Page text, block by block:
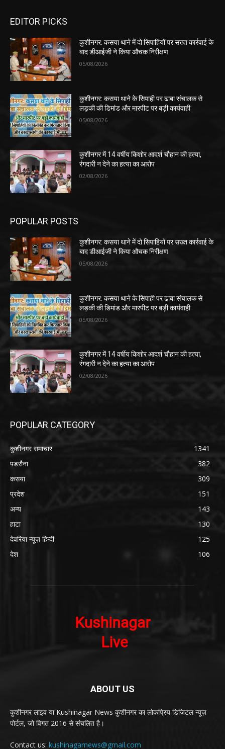
EDITOR PICKS
कुशीनगर: कसया थाने में दो सिपाहियों पर सख्त कार्रवाई के
बाद डीआईजी ने किया औचक निरीक्षण
05/08/2026
कुशीनगर: कसया थाने के सिपाही पर ढाबा संचालक से
लड़की की डिमांड और मारपीट पर बड़ी कार्यवाही
05/08/2026
कुशीनगर में 14 वर्षीय किशोर आदर्श चौहान की हत्या,
रंगदारी न देने का हत्या का आरोप
02/08/2026
POPULAR POSTS
कुशीनगर: कसया थाने में दो सिपाहियों पर सख्त कार्रवाई के
बाद डीआईजी ने किया औचक निरीक्षण
05/08/2026
कुशीनगर: कसया थाने के सिपाही पर ढाबा संचालक से
लड़की की डिमांड और मारपीट पर बड़ी कार्यवाही
05/08/2026
कुशीनगर में 14 वर्षीय किशोर आदर्श चौहान की हत्या,
रंगदारी न देने का हत्या का आरोप
02/08/2026
POPULAR CATEGORY
कुशीनगर समाचार
1341
पडरौना
382
कसया
309
प्रदेश
151
अन्य
143
हाटा
130
देवरिया न्यूज़ हिन्दी
125
देश
106
ABOUT US
कुशीनगर लाइव या Kushinagar News कुशीनगर का लोकप्रिय डिजिटल न्यूज़
पोर्टल, जो विगत 2016 से संचलित है।
Contact us: kushinagarnews@gmail.com